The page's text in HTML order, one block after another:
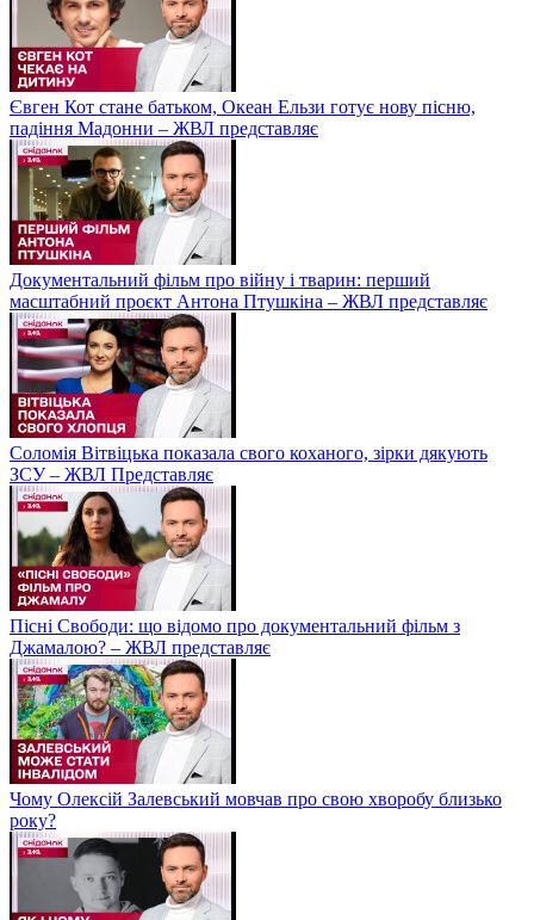
Євген Кот стане батьком, Океан Ельзи готує нову пісню,
падіння Мадонни – ЖВЛ представляє
Документальний фільм про війну і тварин: перший
масштабний проєкт Антона Птушкіна – ЖВЛ представляє
Соломія Вітвіцька показала свого коханого, зірки дякують
ЗСУ – ЖВЛ Представляє
Пісні Свободи: що відомо про документальний фільм з
Джамалою? – ЖВЛ представляє
Чому Олексій Залевський мовчав про свою хворобу близько
року?